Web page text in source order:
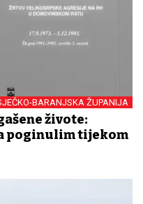
BARANJSKA ŽUPANIJA
živote:
poginulim tijekom